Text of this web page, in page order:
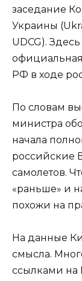
заседание
Украины
UDCG).
РФ в ходе
По словам
министра
начала
российские
самолетов.
«раньше» и
похожи на
На данные
смысла.
ссылками